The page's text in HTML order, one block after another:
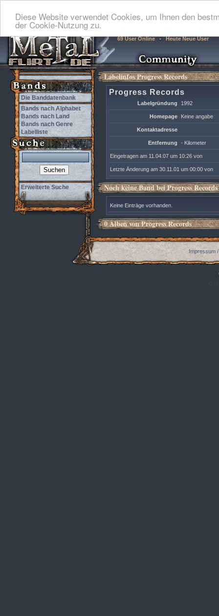
Diese Website verwendet Cookies, um Ihnen den
der Cookie-Nutzung zu.
69 User Online Heute Neue User
Die Banddatenbank
Bands nach Alphabet
Bands nach Land
Bands nach Genre
Labelliste
Erweiterte Suche
Labelinfos Progress Records
Progress Records
Labelgründung 1992
Homepage Keine angabe
Kontaktadresse
Entfernung - Kilometer
Eingetragen am 11.04.07 um 10:26 von
Letzte Änderung am 30.11.01 um 00:00 von
Noch keine Band bei Progress Records
Keine Einträge vorhanden.
0 Alben von Progress Records
Impressum